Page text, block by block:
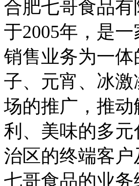
合肥七哥食品
于2005年，是
销售业务为一
子、元宵、冰
场的推广，推
利、美味的多
治区的终端客
七哥食品的业